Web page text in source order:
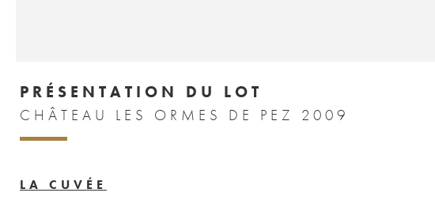
PRÉSENTATION DU LOT
CHÂTEAU LES ORMES DE PEZ 2009
LA CUVÉE